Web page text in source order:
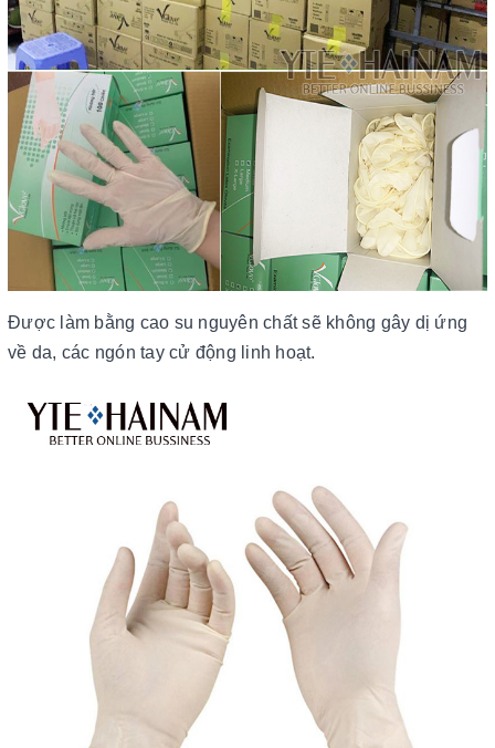
Được làm bằng cao su nguyên chất sẽ không gây dị ứng
về da, các ngón tay cử động linh hoạt.